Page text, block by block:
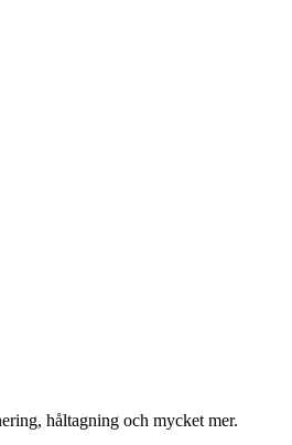
håltagning och mycket mer.